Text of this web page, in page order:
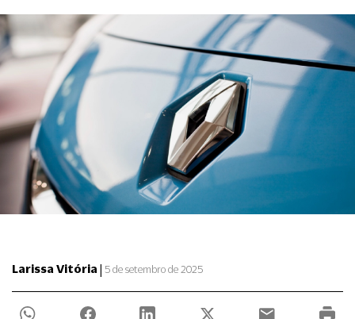
Larissa Vitória | 5 de setembro de 2025